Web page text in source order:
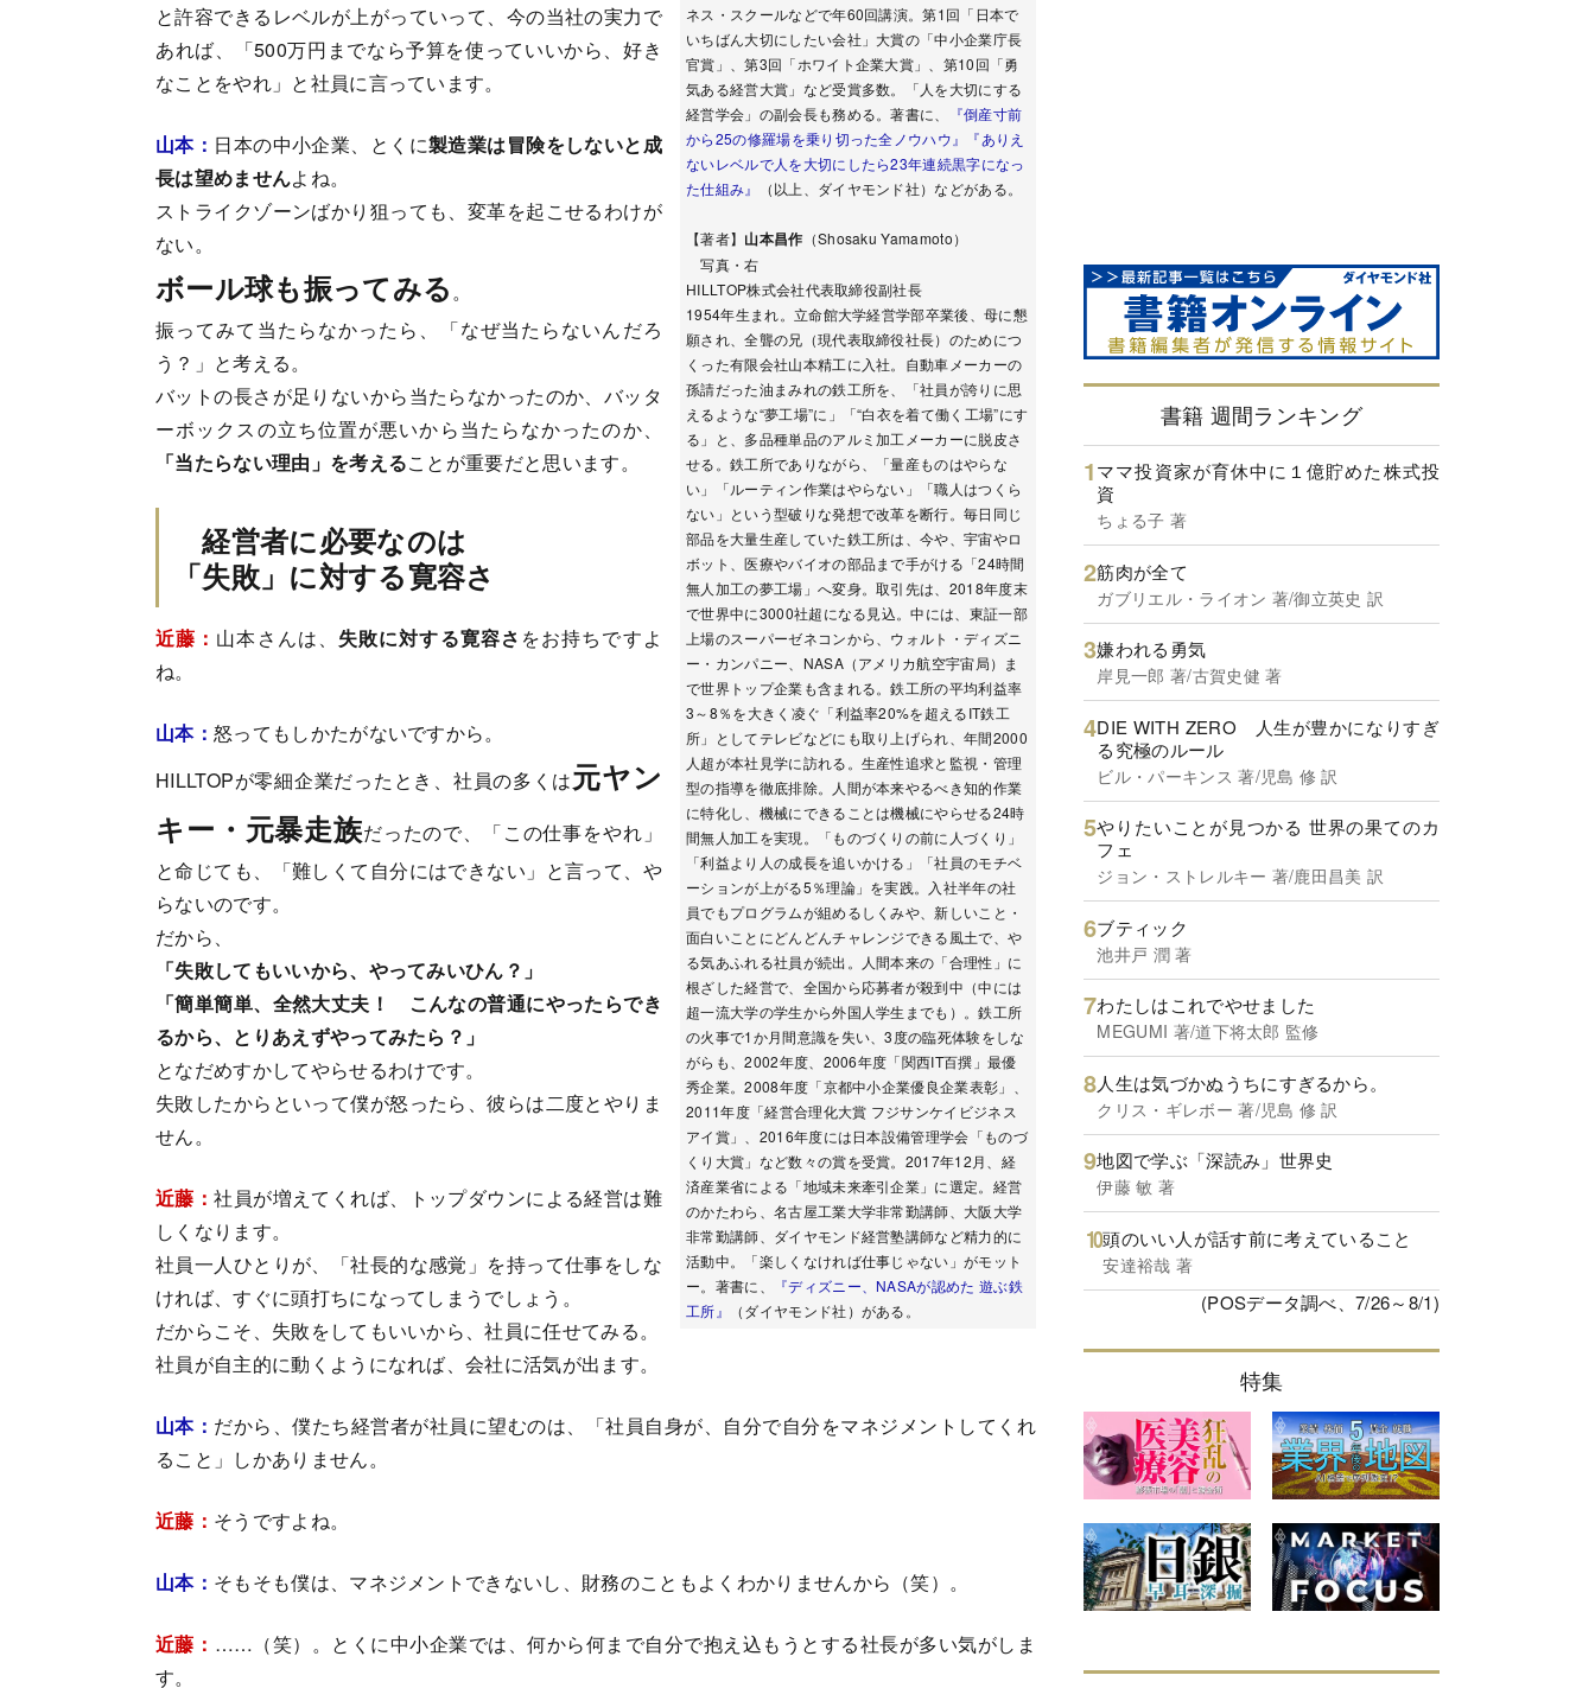
ネス・スクールなどで年60回講演。第1回「日本で
いちばん大切にしたい会社」大賞の「中小企業庁長
官賞」、第3回「ホワイト企業大賞」、第10回「勇
気ある経営大賞」など受賞多数。「人を大切にする
経営学会」の副会長も務める。著書に、
『倒産寸前
から25の修羅場を乗り切った全ノウハウ』
『ありえ
ないレベルで人を大切にしたら23年連続黒字になっ
た仕組み』
（以上、ダイヤモンド社）などがある。
【著者】 山本昌作 （Shosaku Yamamoto）
写真・右
HILLTOP株式会社代表取締役副社長
1954年生まれ。立命館大学経営学部卒業後、母に懇
願され、全聾の兄（現代表取締役社長）のためにつ
くった有限会社山本精工に入社。自動車メーカーの
孫請だった油まみれの鉄工所を、「社員が誇りに思
えるような“夢工場”に」「“白衣を着て働く工場”にす
る」と、多品種単品のアルミ加工メーカーに脱皮さ
せる。鉄工所でありながら、「量産ものはやらな
い」「ルーティン作業はやらない」「職人はつくら
ない」という型破りな発想で改革を断行。毎日同じ
部品を大量生産していた鉄工所は、今や、宇宙やロ
ボット、医療やバイオの部品まで手がける「24時間
無人加工の夢工場」へ変身。取引先は、2018年度末
で世界中に3000社超になる見込。中には、東証一部
上場のスーパーゼネコンから、ウォルト・ディズニ
ー・カンパニー、NASA（アメリカ航空宇宙局）ま
で世界トップ企業も含まれる。鉄工所の平均利益率
3～8％を大きく凌ぐ「利益率20%を超えるIT鉄工
所」としてテレビなどにも取り上げられ、年間2000
人超が本社見学に訪れる。生産性追求と監視・管理
型の指導を徹底排除。人間が本来やるべき知的作業
に特化し、機械にできることは機械にやらせる24時
間無人加工を実現。「ものづくりの前に人づくり」
「利益より人の成長を追いかける」「社員のモチベ
ーションが上がる5％理論」を実践。入社半年の社
員でもプログラムが組めるしくみや、新しいこと・
面白いことにどんどんチャレンジできる風土で、や
る気あふれる社員が続出。人間本来の「合理性」に
根ざした経営で、全国から応募者が殺到中（中には
超一流大学の学生から外国人学生までも）。鉄工所
の火事で1か月間意識を失い、3度の臨死体験をしな
がらも、2002年度、2006年度「関西IT百撰」最優
秀企業。2008年度「京都中小企業優良企業表彰」、
2011年度「経営合理化大賞 フジサンケイビジネス
アイ賞」、2016年度には日本設備管理学会「ものづ
くり大賞」など数々の賞を受賞。2017年12月、経
済産業省による「地域未来牽引企業」に選定。経営
のかたわら、名古屋工業大学非常勤講師、大阪大学
非常勤講師、ダイヤモンド経営塾講師など精力的に
活動中。「楽しくなければ仕事じゃない」がモット
ー。著書に、
『ディズニー、NASAが認めた 遊ぶ鉄
工所』
（ダイヤモンド社）がある。
と許容できるレベルが上がっていって、今の当社の実力で
あれば、「500万円までなら予算を使っていいから、好き
なことをやれ」と社員に言っています。
山本： 日本の中小企業、とくに製造業は冒険をしないと成
長は望めませんよね。
ストライクゾーンばかり狙っても、変革を起こせるわけが
ない。
ボール球も振ってみる 。
振ってみて当たらなかったら、「なぜ当たらないんだろ
う？」と考える。
バットの長さが足りないから当たらなかったのか、バッタ
ーボックスの立ち位置が悪いから当たらなかったのか、
「当たらない理由」を考えることが重要だと思います。
経営者に必要なのは
「失敗」に対する寛容さ
近藤： 山本さんは、 失敗に対する寛容さ をお持ちですよ
ね。
山本： 怒ってもしかたがないですから。
HILLTOPが零細企業だったとき、社員の多くは元ヤン
キー・元暴走族だったので、「この仕事をやれ」
と命じても、「難しくて自分にはできない」と言って、や
らないのです。
だから、
「失敗してもいいから、やってみいひん？」
「簡単簡単、全然大丈夫！ こんなの普通にやったらでき
るから、とりあえずやってみたら？」
となだめすかしてやらせるわけです。
失敗したからといって僕が怒ったら、彼らは二度とやりま
せん。
近藤：社員が増えてくれば、トップダウンによる経営は難
しくなります。
社員一人ひとりが、「社長的な感覚」を持って仕事をしな
ければ、すぐに頭打ちになってしまうでしょう。
だからこそ、失敗をしてもいいから、社員に任せてみる。
社員が自主的に動くようになれば、会社に活気が出ます。
山本： だから、僕たち経営者が社員に望むのは、「社員自身が、自分で自分をマネジメントしてくれ
ること」しかありません。
近藤： そうですよね。
山本： そもそも僕は、マネジメントできないし、財務のこともよくわかりませんから（笑）。
近藤： ……（笑）。とくに中小企業では、何から何まで自分で抱え込もうとする社長が多い気がしま
す。
書籍 週間ランキング
ママ投資家が育休中に１億貯めた株式投
資
ちょる子 著
筋肉が全て
ガブリエル・ライオン 著/御立英史 訳
嫌われる勇気
岸見一郎 著/古賀史健 著
DIE WITH ZERO 人生が豊かになりすぎ
る究極のルール
ビル・パーキンス 著/児島 修 訳
やりたいことが見つかる 世界の果てのカ
フェ
ジョン・ストレルキー 著/鹿田昌美 訳
ブティック
池井戸 潤 著
わたしはこれでやせました
MEGUMI 著/道下将太郎 監修
人生は気づかぬうちにすぎるから。
クリス・ギレボー 著/児島 修 訳
地図で学ぶ「深読み」世界史
伊藤 敏 著
頭のいい人が話す前に考えていること
安達裕哉 著
(POSデータ調べ、7/26～8/1)
特集